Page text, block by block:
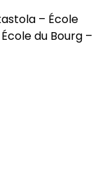
– École
du Bourg –